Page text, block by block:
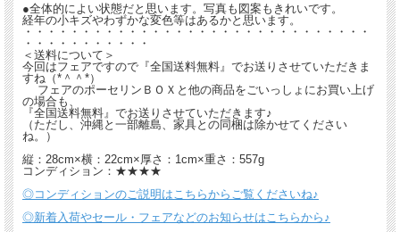
●全体的によい状態だと思います。写真も図案もきれいです。
経年の小キズやわずかな変色等はあるかと思います。
・・・・・・・・・・・・・・・・・・・・・・・・・・・・・・
・・・・・・・・・・・
＜送料について＞
今回はフェアですので『全国送料無料』でお送りさせていただきま
すね（*＾＾*）
フェアのポーセリンＢＯＸと他の商品をごいっしょにお買い上げ
の場合も、
『全国送料無料』でお送りさせていただきます♪
（ただし、沖縄と一部離島、家具との同梱は除かせてください
ね。）
縦：28cm×横：22cm×厚さ：1cm×重さ：557g
コンディション：★★★★
◎コンディションのご説明はこちらからご覧くださいね♪
◎新着入荷やセール・フェアなどのお知らせはこちらから♪